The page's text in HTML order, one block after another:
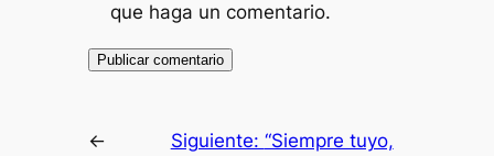
que haga un comentario.
←
Siguiente: “Siempre tuyo,